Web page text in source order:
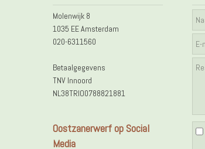
Molenwijk 8
1035 EE Amsterdam
020-6311560
Betaalgegevens
TNV Innoord
NL38TRIO0788821881
Oostzanerwerf op Social
Media